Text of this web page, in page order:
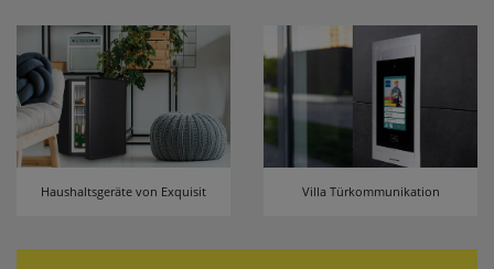
Haushaltsgeräte von Exquisit Villa Türkommunikation